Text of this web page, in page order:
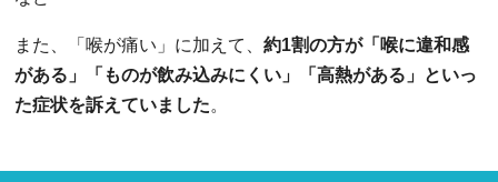
また、「喉が痛い」に加えて、 約1割の方が「喉に違和感
がある」「ものが飲み込みにくい」「高熱がある」といっ
た症状を訴えていました。